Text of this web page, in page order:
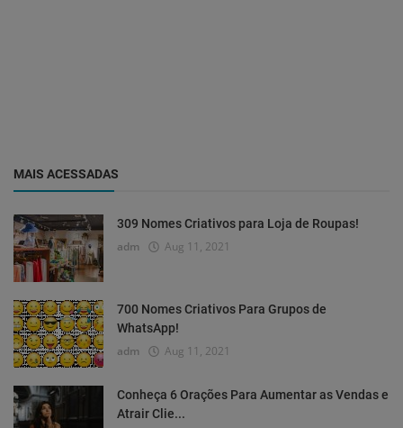
MAIS ACESSADAS
309 Nomes Criativos para Loja de Roupas!
adm Aug 11, 2021
700 Nomes Criativos Para Grupos de
WhatsApp!
adm Aug 11, 2021
Conheça 6 Orações Para Aumentar as Vendas e
Atrair Clie...